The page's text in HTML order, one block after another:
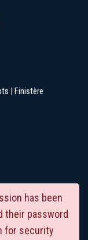
| Finistère
has been
their password
for security